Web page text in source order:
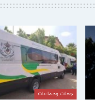
جهات وجماعات